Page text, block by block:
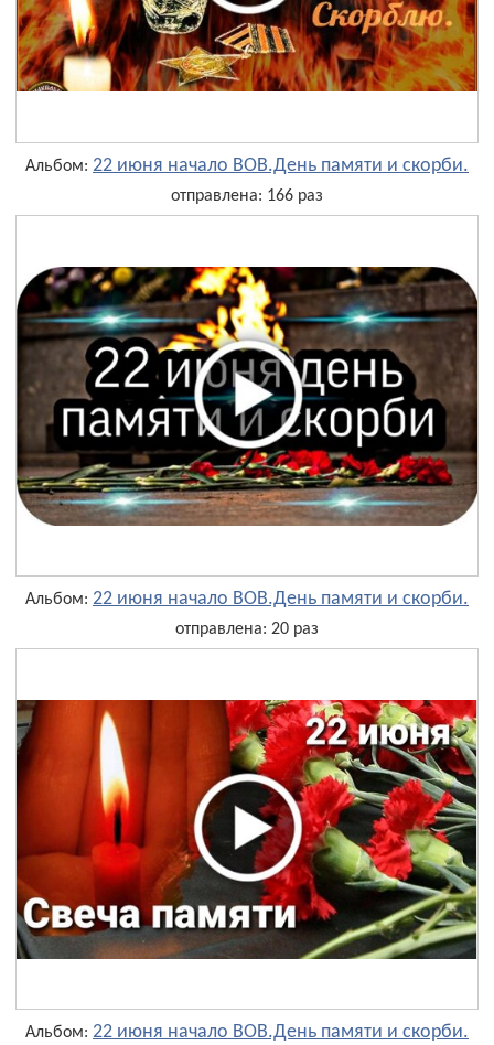
Альбом: 22 июня начало ВОВ.День памяти и скорби.
отправлена: 166 раз
Альбом: 22 июня начало ВОВ.День памяти и скорби.
отправлена: 20 раз
Альбом: 22 июня начало ВОВ.День памяти и скорби.